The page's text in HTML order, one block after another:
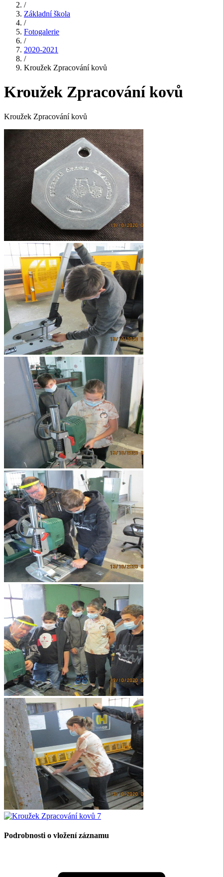
/
Základní škola
/
Fotogalerie
/
2020-2021
/
Kroužek Zpracování kovů
Kroužek Zpracování kovů
Kroužek Zpracování kovů
Podrobnosti o vložení záznamu